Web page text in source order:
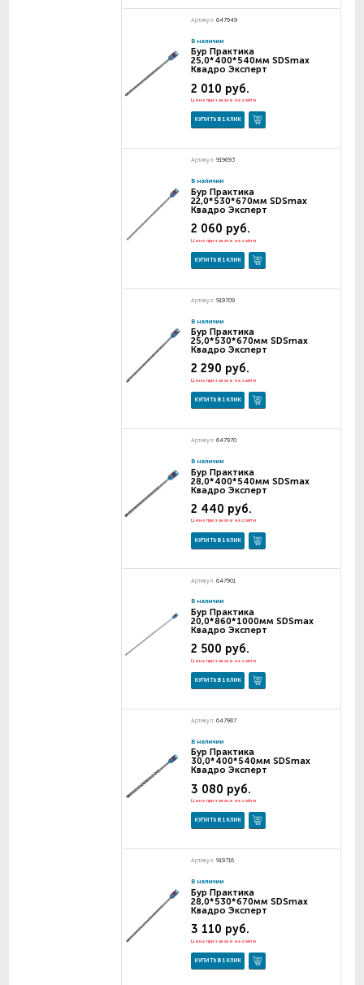
Артикул: 647949
В наличии
Бур Практика
25,0*400*540мм SDSmax
Квадро Эксперт
2 010 руб.
Цена при заказе на сайте
КУПИТЬ В 1 КЛИК
Артикул: 919693
В наличии
Бур Практика
22,0*530*670мм SDSmax
Квадро Эксперт
2 060 руб.
Цена при заказе на сайте
КУПИТЬ В 1 КЛИК
Артикул: 919709
В наличии
Бур Практика
25,0*530*670мм SDSmax
Квадро Эксперт
2 290 руб.
Цена при заказе на сайте
КУПИТЬ В 1 КЛИК
Артикул: 647970
В наличии
Бур Практика
28,0*400*540мм SDSmax
Квадро Эксперт
2 440 руб.
Цена при заказе на сайте
КУПИТЬ В 1 КЛИК
Артикул: 647901
В наличии
Бур Практика
20,0*860*1000мм SDSmax
Квадро Эксперт
2 500 руб.
Цена при заказе на сайте
КУПИТЬ В 1 КЛИК
Артикул: 647987
В наличии
Бур Практика
30,0*400*540мм SDSmax
Квадро Эксперт
3 080 руб.
Цена при заказе на сайте
КУПИТЬ В 1 КЛИК
Артикул: 919716
В наличии
Бур Практика
28,0*530*670мм SDSmax
Квадро Эксперт
3 110 руб.
Цена при заказе на сайте
КУПИТЬ В 1 КЛИК